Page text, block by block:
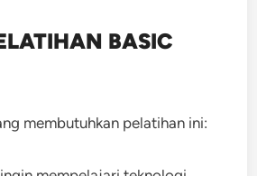
BASIC
membutuhkan pelatihan ini: